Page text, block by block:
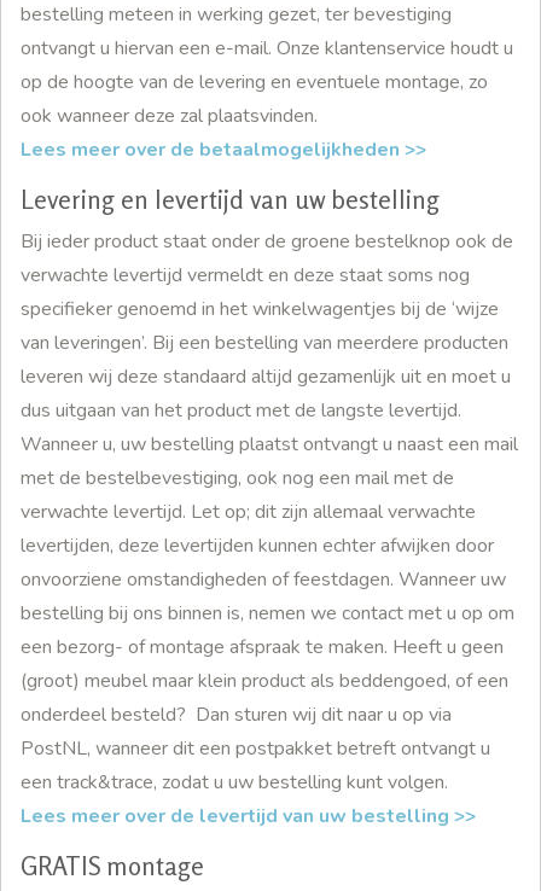
bestelling meteen in werking gezet, ter bevestiging
ontvangt u hiervan een e-mail. Onze klantenservice houdt u
op de hoogte van de levering en eventuele montage, zo
ook wanneer deze zal plaatsvinden.
Lees meer over de betaalmogelijkheden >>
Levering en levertijd van uw bestelling
Bij ieder product staat onder de groene bestelknop ook de
verwachte levertijd vermeldt en deze staat soms nog
specifieker genoemd in het winkelwagentjes bij de ‘wijze
van leveringen’. Bij een bestelling van meerdere producten
leveren wij deze standaard altijd gezamenlijk uit en moet u
dus uitgaan van het product met de langste levertijd.
Wanneer u, uw bestelling plaatst ontvangt u naast een mail
met de bestelbevestiging, ook nog een mail met de
verwachte levertijd. Let op; dit zijn allemaal verwachte
levertijden, deze levertijden kunnen echter afwijken door
onvoorziene omstandigheden of feestdagen. Wanneer uw
bestelling bij ons binnen is, nemen we contact met u op om
een bezorg- of montage afspraak te maken. Heeft u geen
(groot) meubel maar klein product als beddengoed, of een
onderdeel besteld? Dan sturen wij dit naar u op via
PostNL, wanneer dit een postpakket betreft ontvangt u
een track&trace, zodat u uw bestelling kunt volgen.
Lees meer over de levertijd van uw bestelling >>
GRATIS montage